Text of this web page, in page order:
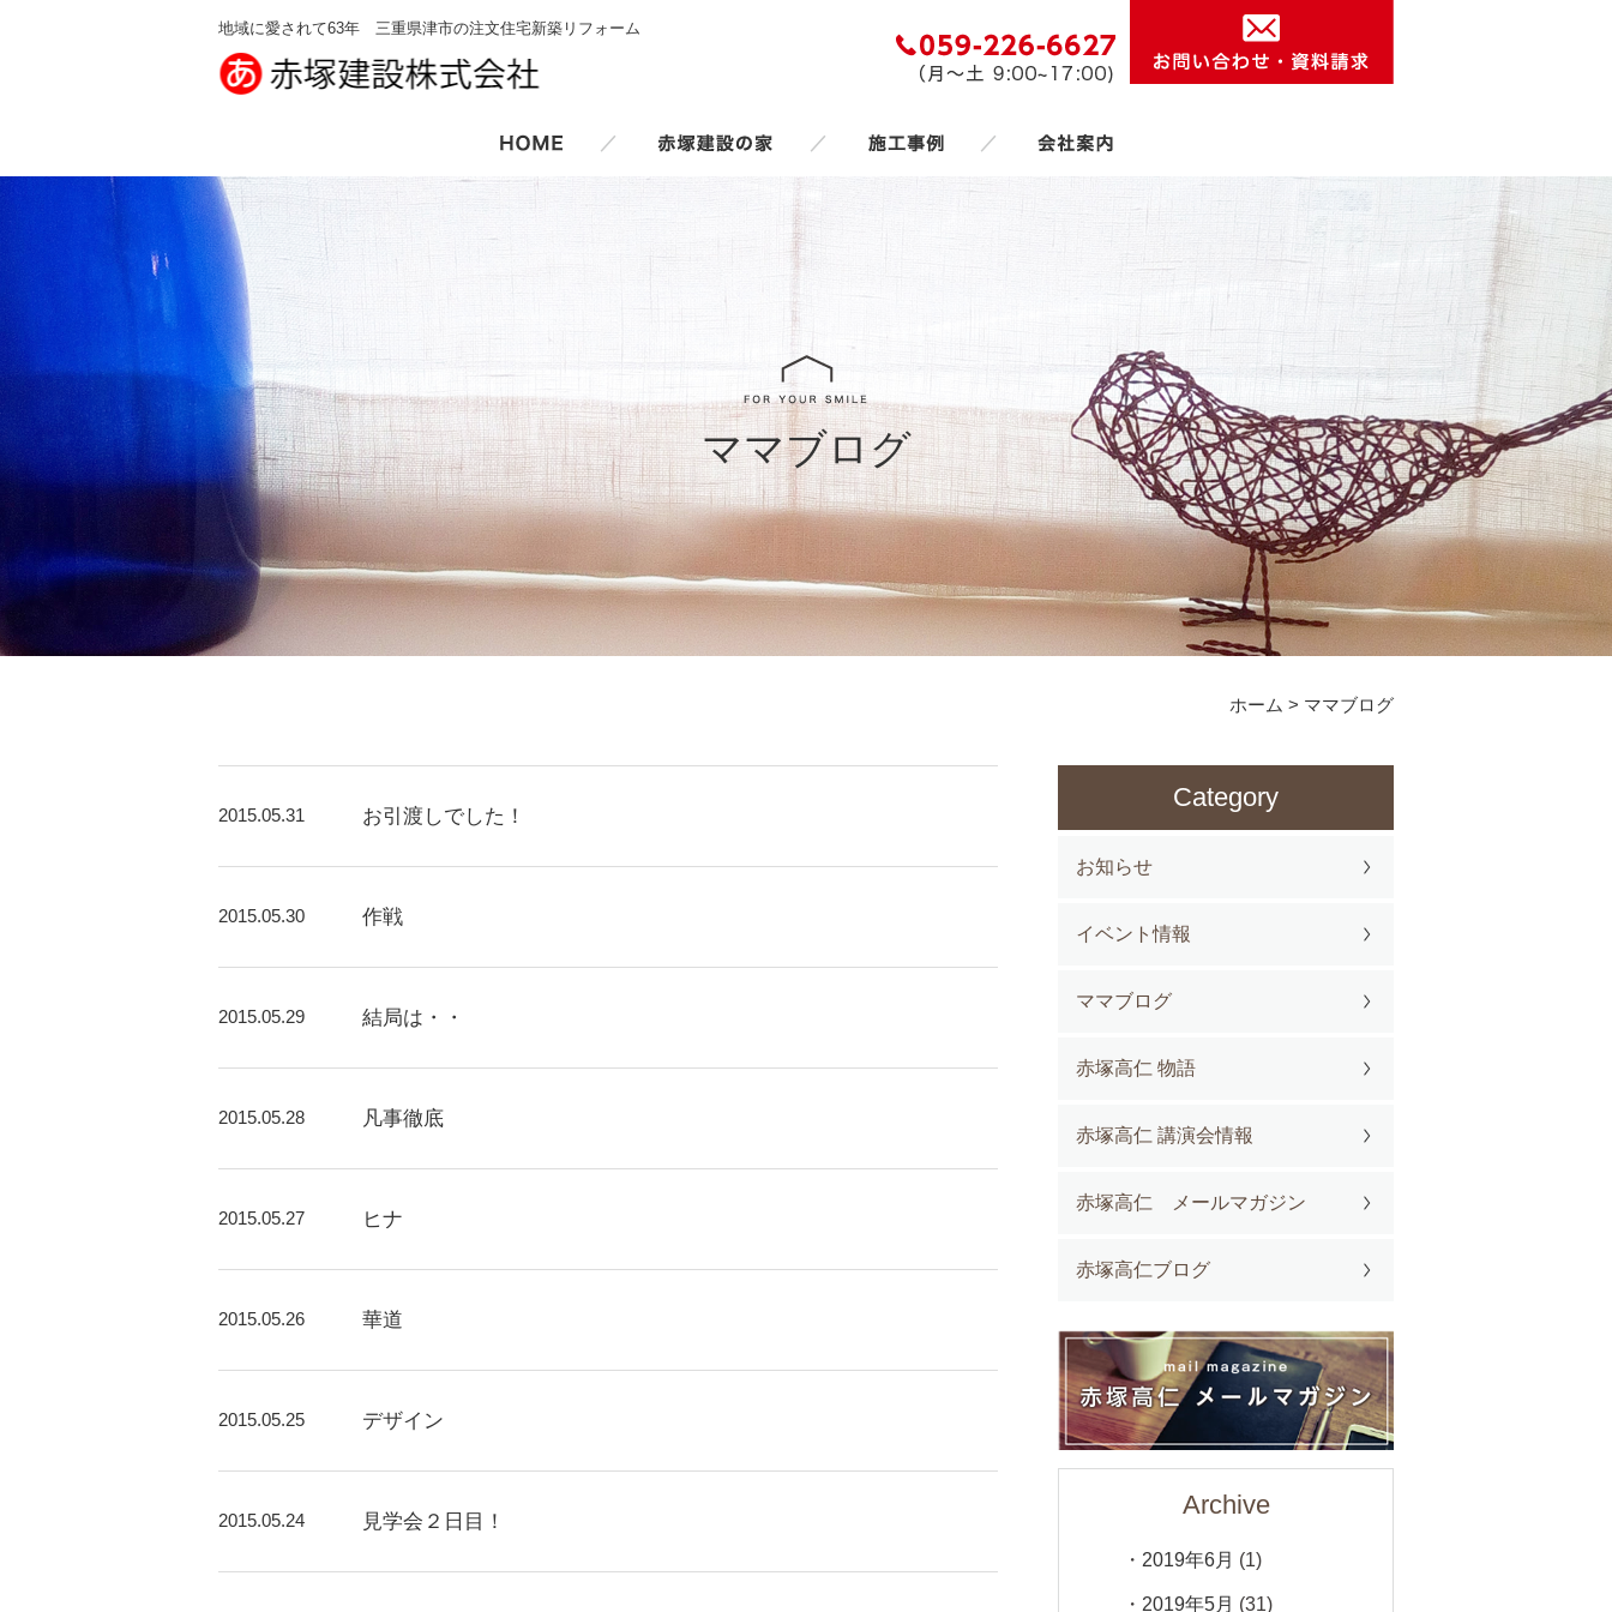
地域に愛されて63年 三重県津市の注文住宅新築リフォーム
／ ／ ／
ママブログ
ホーム > ママブログ
2015.05.31 お引渡しでした！
2015.05.30 作戦
2015.05.29 結局は・・
2015.05.28 凡事徹底
2015.05.27 ヒナ
2015.05.26 華道
2015.05.25 デザイン
2015.05.24 見学会２日目！
Category
お知らせ
イベント情報
ママブログ
赤塚高仁 物語
赤塚高仁 講演会情報
赤塚高仁 メールマガジン
赤塚高仁ブログ
Archive
2019年6月 (1)
2019年5月 (31)